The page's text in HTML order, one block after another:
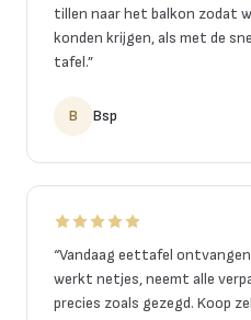
tillen naar het balkon zodat
konden krijgen, als met de
tafel.”
B Bsp
“Vandaag eettafel
werkt netjes, neemt alle
precies zoals gezegd. Koop